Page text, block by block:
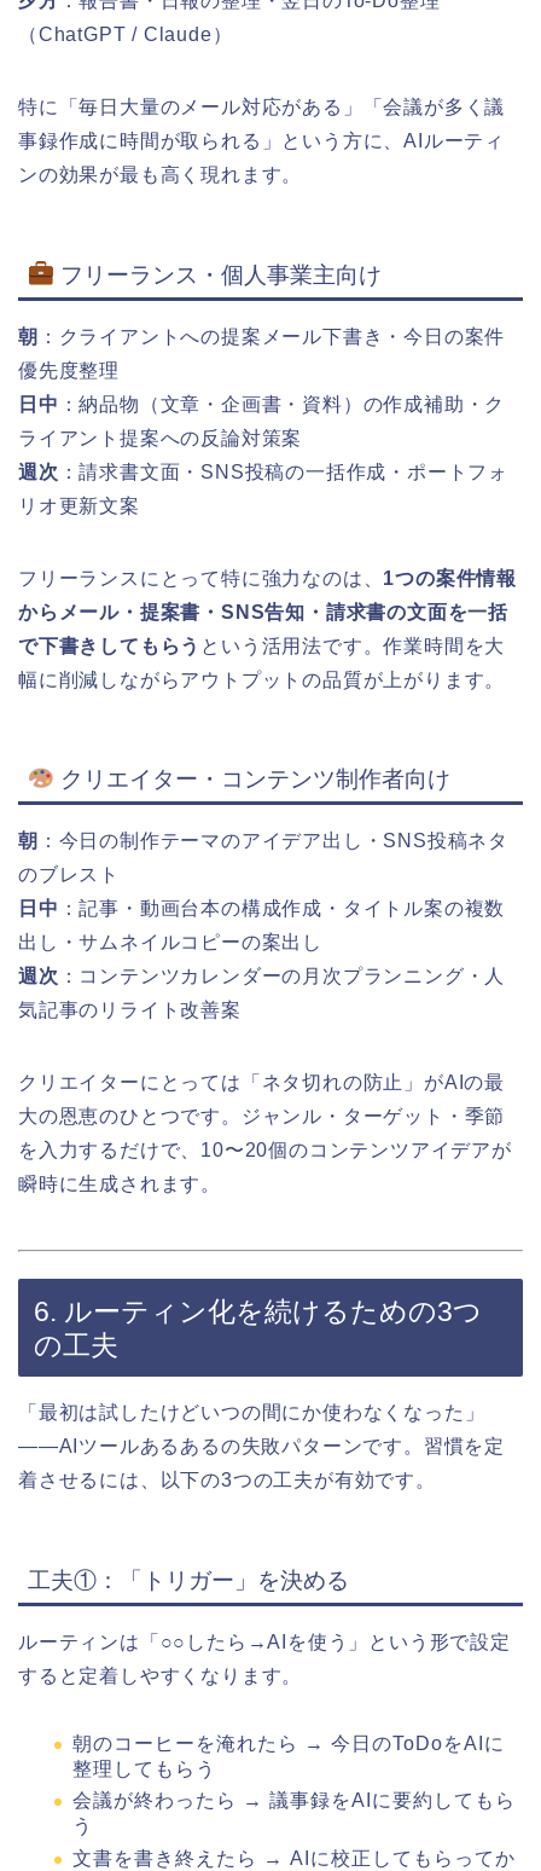
（ChatGPT / Claude）
特に「毎日大量のメール対応がある」「会議が多く議
事録作成に時間が取られる」という方に、AIルーティ
ンの効果が最も高く現れます。
フリーランス・個人事業主向け
朝 ：クライアントへの提案メール下書き・今日の案件
優先度整理
日中 ：納品物（文章・企画書・資料）の作成補助・ク
ライアント提案への反論対策案
週次 ：請求書文面・SNS投稿の一括作成・ポートフォ
リオ更新文案
フリーランスにとって特に強力なのは、 1つの案件情報
からメール・提案書・SNS告知・請求書の文面を一括
で下書きしてもらう という活用法です。作業時間を大
幅に削減しながらアウトプットの品質が上がります。
クリエイター・コンテンツ制作者向け
朝 ：今日の制作テーマのアイデア出し・SNS投稿ネタ
のブレスト
日中 ：記事・動画台本の構成作成・タイトル案の複数
出し・サムネイルコピーの案出し
週次 ：コンテンツカレンダーの月次プランニング・人
気記事のリライト改善案
クリエイターにとっては「ネタ切れの防止」がAIの最
大の恩恵のひとつです。ジャンル・ターゲット・季節
を入力するだけで、10〜20個のコンテンツアイデアが
瞬時に生成されます。
6. ルーティン化を続けるための3つ
の工夫
「最初は試したけどいつの間にか使わなくなった」
——AIツールあるあるの失敗パターンです。習慣を定
着させるには、以下の3つの工夫が有効です。
工夫①：「トリガー」を決める
ルーティンは「○○したら→AIを使う」という形で設定
すると定着しやすくなります。
朝のコーヒーを淹れたら → 今日のToDoをAIに
整理してもらう
会議が終わったら → 議事録をAIに要約してもら
う
文書を書き終えたら → AIに校正してもらってか